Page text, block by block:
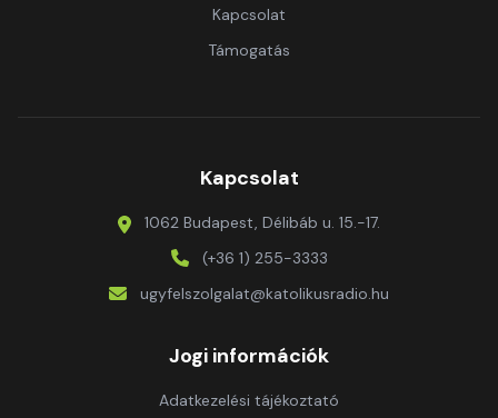
Kapcsolat
Támogatás
Kapcsolat
1062 Budapest, Délibáb u. 15.-17.
(+36 1) 255-3333
ugyfelszolgalat@katolikusradio.hu
Jogi információk
Adatkezelési tájékoztató